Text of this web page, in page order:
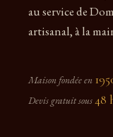
au service de
artisanal, à la
Maison fondée en
Devis gratuit sous48